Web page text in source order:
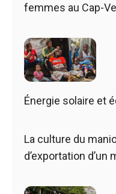
femmes au Cap-
Énergie solaire et
La culture du
d’exportation d’un